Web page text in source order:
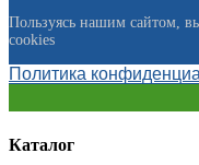
Пользуясь нашим сайтом,
cookies
Политика
Каталог